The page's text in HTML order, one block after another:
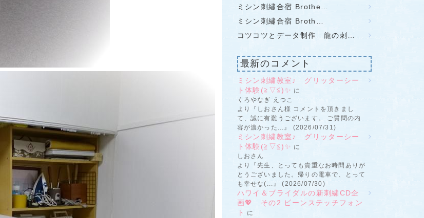
ミシン刺繡合宿 Brothe…
ミシン刺繡合宿 Broth…
コツコツとデータ制作 龍の刺…
最新のコメント
ミシン刺繍教室♪ グリッターシー
ト体験(≧▽≦)✨ に
くろやなぎ えつこ
より『しおさん様 コメントを頂きまし
て、誠に有難うございます。 ご質問の内
容が濃かった...』 (2026/07/31)
ミシン刺繍教室♪ グリッターシー
ト体験(≧▽≦)✨ に
しおさん
より『先生、とっても貴重なお時間ありが
とうございました。帰りの電車で、とって
も幸せな(...』 (2026/07/30)
ハワイ＆ブライダルの新刺繍CD企
画💖 その2 ビーンステッチフォン
ト
に